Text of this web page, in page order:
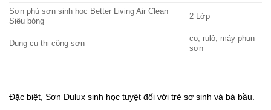
Sơn phủ sơn sinh học Better Living Air Clean
Siêu bóng
2 Lớp
Dụng cụ thi công sơn
cọ, rulô, máy phun
sơn
Đặc biệt, Sơn Dulux sinh học tuyệt đối với trẻ sơ sinh và bà bầu.